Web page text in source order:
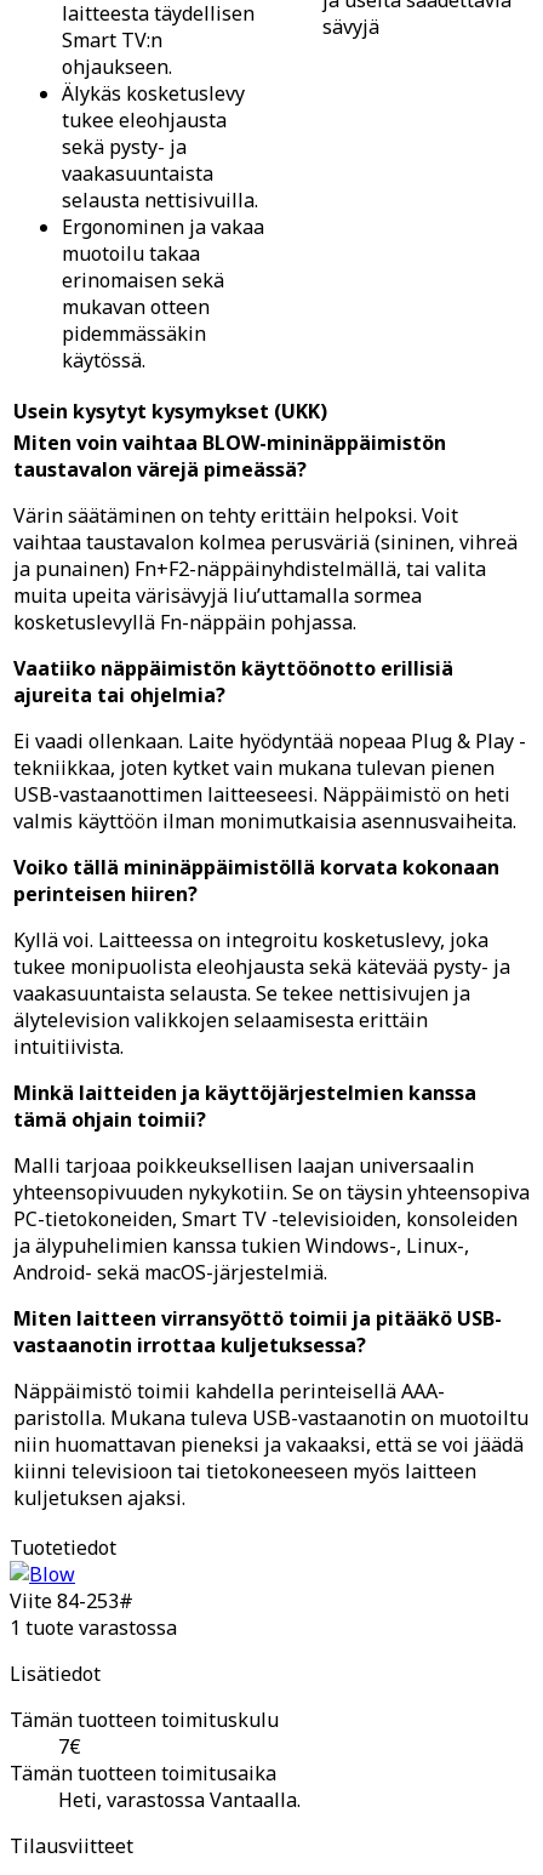
laitteesta täydellisen
Smart TV:n
ohjaukseen.
Älykäs kosketuslevy
tukee eleohjausta
sekä pysty- ja
vaakasuuntaista
selausta nettisivuilla.
Ergonominen ja vakaa
muotoilu takaa
erinomaisen sekä
mukavan otteen
pidemmässäkin
käytössä.
sävyjä
Usein kysytyt kysymykset (UKK)
Miten voin vaihtaa BLOW-mininäppäimistön
taustavalon värejä pimeässä?
Värin säätäminen on tehty erittäin helpoksi. Voit
vaihtaa taustavalon kolmea perusväriä (sininen, vihreä
ja punainen) Fn+F2-näppäinyhdistelmällä, tai valita
muita upeita värisävyjä liu’uttamalla sormea
kosketuslevyllä Fn-näppäin pohjassa.
Vaatiiko näppäimistön käyttöönotto erillisiä
ajureita tai ohjelmia?
Ei vaadi ollenkaan. Laite hyödyntää nopeaa Plug & Play -
tekniikkaa, joten kytket vain mukana tulevan pienen
USB-vastaanottimen laitteeseesi. Näppäimistö on heti
valmis käyttöön ilman monimutkaisia asennusvaiheita.
Voiko tällä mininäppäimistöllä korvata kokonaan
perinteisen hiiren?
Kyllä voi. Laitteessa on integroitu kosketuslevy, joka
tukee monipuolista eleohjausta sekä kätevää pysty- ja
vaakasuuntaista selausta. Se tekee nettisivujen ja
älytelevision valikkojen selaamisesta erittäin
intuitiivista.
Minkä laitteiden ja käyttöjärjestelmien kanssa
tämä ohjain toimii?
Malli tarjoaa poikkeuksellisen laajan universaalin
yhteensopivuuden nykykotiin. Se on täysin yhteensopiva
PC-tietokoneiden, Smart TV -televisioiden, konsoleiden
ja älypuhelimien kanssa tukien Windows-, Linux-,
Android- sekä macOS-järjestelmiä.
Miten laitteen virransyöttö toimii ja pitääkö USB-
vastaanotin irrottaa kuljetuksessa?
Näppäimistö toimii kahdella perinteisellä AAA-
paristolla. Mukana tuleva USB-vastaanotin on muotoiltu
niin huomattavan pieneksi ja vakaaksi, että se voi jäädä
kiinni televisioon tai tietokoneeseen myös laitteen
kuljetuksen ajaksi.
Tuotetiedot
Viite84-253#
1 tuote varastossa
Lisätiedot
Tämän tuotteen toimituskulu
7€
Tämän tuotteen toimitusaika
Heti, varastossa Vantaalla.
Tilausviitteet